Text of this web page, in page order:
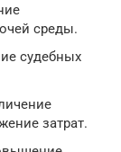
среды.
судебных
затрат.